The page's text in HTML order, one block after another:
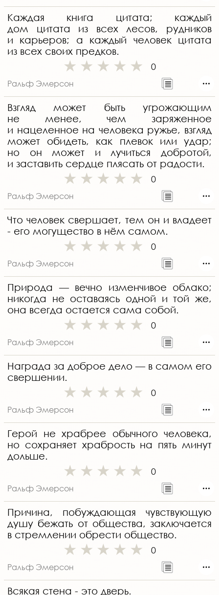
Каждая книга цитата; каждый
дом цитата из всех лесов, рудников
и карьеров; а каждый человек цитата
из всех своих предков.
0
Ральф Эмерсон
Взгляд может быть угрожающим
не менее, чем заряженное
и нацеленное на человека ружье, взгляд
может обидеть, как плевок или удар;
но он может и лучиться добротой,
и заставить сердце плясать от радости.
0
Ральф Эмерсон
Что человек свершает, тем он и владеет
- его могущество в нём самом.
0
Ральф Эмерсон
Природа — вечно изменчивое облако;
никогда не оставаясь одной и той же,
она всегда остается сама собой.
0
Ральф Эмерсон
Награда за доброе дело — в самом его
свершении.
0
Ральф Эмерсон
Герой не храбрее обычного человека,
но сохраняет храбрость на пять минут
дольше.
0
Ральф Эмерсон
Причина, побуждающая чувствующую
душу бежать от общества, заключается
в стремлении обрести общество.
0
Ральф Эмерсон
Всякая стена - это дверь.